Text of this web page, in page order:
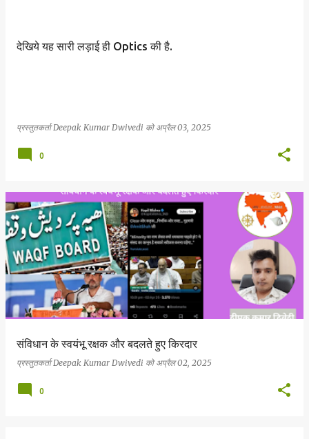
देखिये यह सारी लड़ाई ही Optics की है.
प्रस्तुतकर्ताDeepak Kumar Dwivedi कोअप्रैल 03, 2025
0
संविधान के स्वयंभू रक्षक और बदलते हुए किरदार
प्रस्तुतकर्ताDeepak Kumar Dwivedi कोअप्रैल 02, 2025
0